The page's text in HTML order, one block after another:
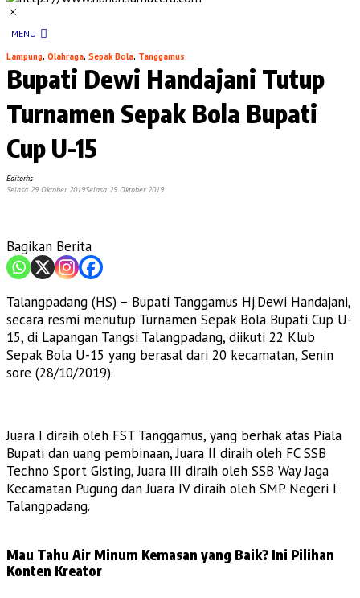
MENU
Lampung, Olahraga, Sepak Bola, Tanggamus
Bupati Dewi Handajani Tutup
Turnamen Sepak Bola Bupati
Cup U-15
Editorhs
Selasa 29 Oktober 2019Selasa 29 Oktober 2019
Bagikan Berita
Talangpadang (HS) – Bupati Tanggamus Hj.Dewi Handajani,
secara resmi menutup Turnamen Sepak Bola Bupati Cup U-
15, di Lapangan Tangsi Talangpadang, diikuti 22 Klub
Sepak Bola U-15 yang berasal dari 20 kecamatan, Senin
sore (28/10/2019).
Juara I diraih oleh FST Tanggamus, yang berhak atas Piala
Bupati dan uang pembinaan, Juara II diraih oleh FC SSB
Techno Sport Gisting, Juara III diraih oleh SSB Way Jaga
Kecamatan Pugung dan Juara IV diraih oleh SMP Negeri I
Talangpadang.
Mau Tahu Air Minum Kemasan yang Baik? Ini Pilihan
Konten Kreator